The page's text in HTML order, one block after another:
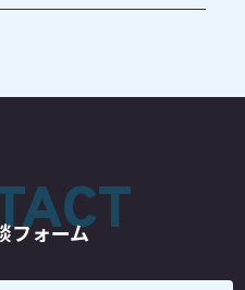
フォーム